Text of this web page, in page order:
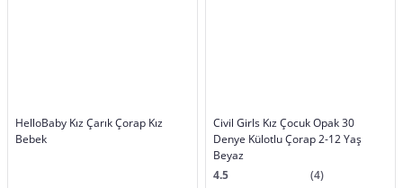
HelloBaby Kız Çarık Çorap Kız
Bebek
Civil Girls Kız Çocuk Opak 30
Denye Külotlu Çorap 2-12 Yaş
Beyaz
4.5
(4)